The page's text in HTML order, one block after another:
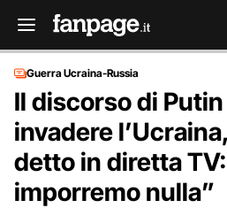
Guerra Ucraina-Russia
Il discorso di
invadere
detto in diretta
imporremo nulla”